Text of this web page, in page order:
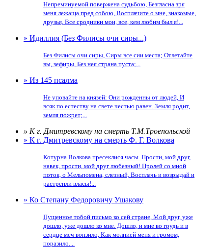
Непреминуемой повержена судьбою, Безгласна зря
меня лежаща пред собою, Восплачите о мне, знакомые,
друзья, Все сродники мои, все, кем любим был я!...
» Идиллия (Без Филисы очи сиры...)
Без Филисы очи сиры, Сиры все сии места; Отлетайте
вы, зефиры, Без нея страна пуста;...
» Из 145 псалма
Не уповайте на князей: Они рожденны от людей, И
всяк по естеству на свете честью равен. Земля родит,
земля пожрет;...
» К г. Дмитревскому на смерть Т.М.Троепольской
» К г. Дмитревскому на смерть Ф. Г. Волкова
Котурна Волкова пресеклися часы. Прости, мой друг,
навек, прости, мой друг любезный! Пролей со мной
поток, о Мельпомена, слезный, Восплачь и возрыдай и
растрепли власы!...
» Ко Степану Федоровичу Ушакову
Пущенное тобой письмо ко сей стране, Мой друг, уже
дошло, уже дошло ко мне. Дошло, и мне во грудь и в
сердце меч вонзило, Как молнией меня и громом,
поразило....